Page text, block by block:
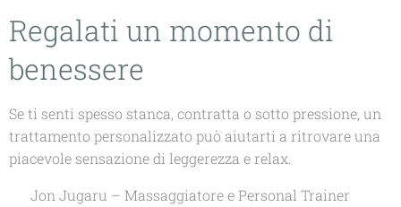
Regalati un momento di
benessere
Se ti senti spesso stanca, contratta o sotto pressione, un
trattamento personalizzato può aiutarti a ritrovare una
piacevole sensazione di leggerezza e relax.
📍 Jon Jugaru – Massaggiatore e Personal Trainer